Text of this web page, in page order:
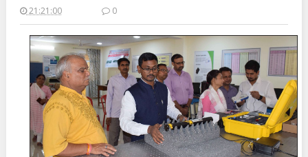
21:21:00 0